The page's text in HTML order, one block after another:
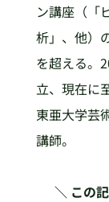
ン講座（「
析」、他）
を超える。
立、現在に
東亜大学芸
講師。
＼ この